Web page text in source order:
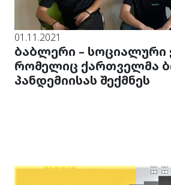
01.11.2021
ბაბლერი – სოციალური
რომელიც ქართველმა
პანდემიისას შექმნეს